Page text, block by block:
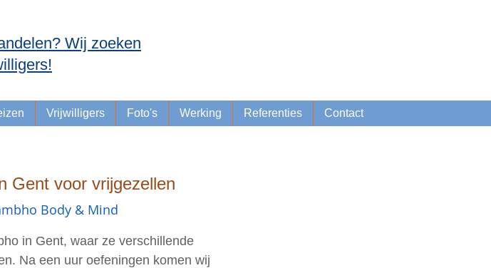
Wij zoeken
Vrijwilligers Foto's Werking Referenties Contact
Gent voor vrijgezellen
Body & Mind
in Gent, waar ze verschillende
Na een uur oefeningen komen wij